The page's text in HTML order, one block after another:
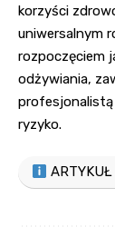
korzyści
uniwersalnym
rozpoczęciem
odżywiania,
profesjonalistą
ryzyko.
ARTYKUŁ